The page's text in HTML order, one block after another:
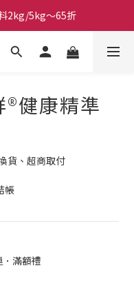
2kg/5kg～65折
健康精準
貨、超商取付
帳
滿額禮